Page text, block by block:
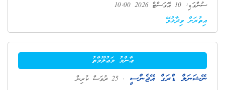
ސުންގަޑި: 10 އޮގަސްޓް 2026 10:00
އިތުރަށް ވިދާޅުވޭ
ޢާންމު މަޢުލޫމާތު
ނޭޝަނަލް ޑްރަގް އޭޖެންސީ . 25 ދުވަސް ކުރިން